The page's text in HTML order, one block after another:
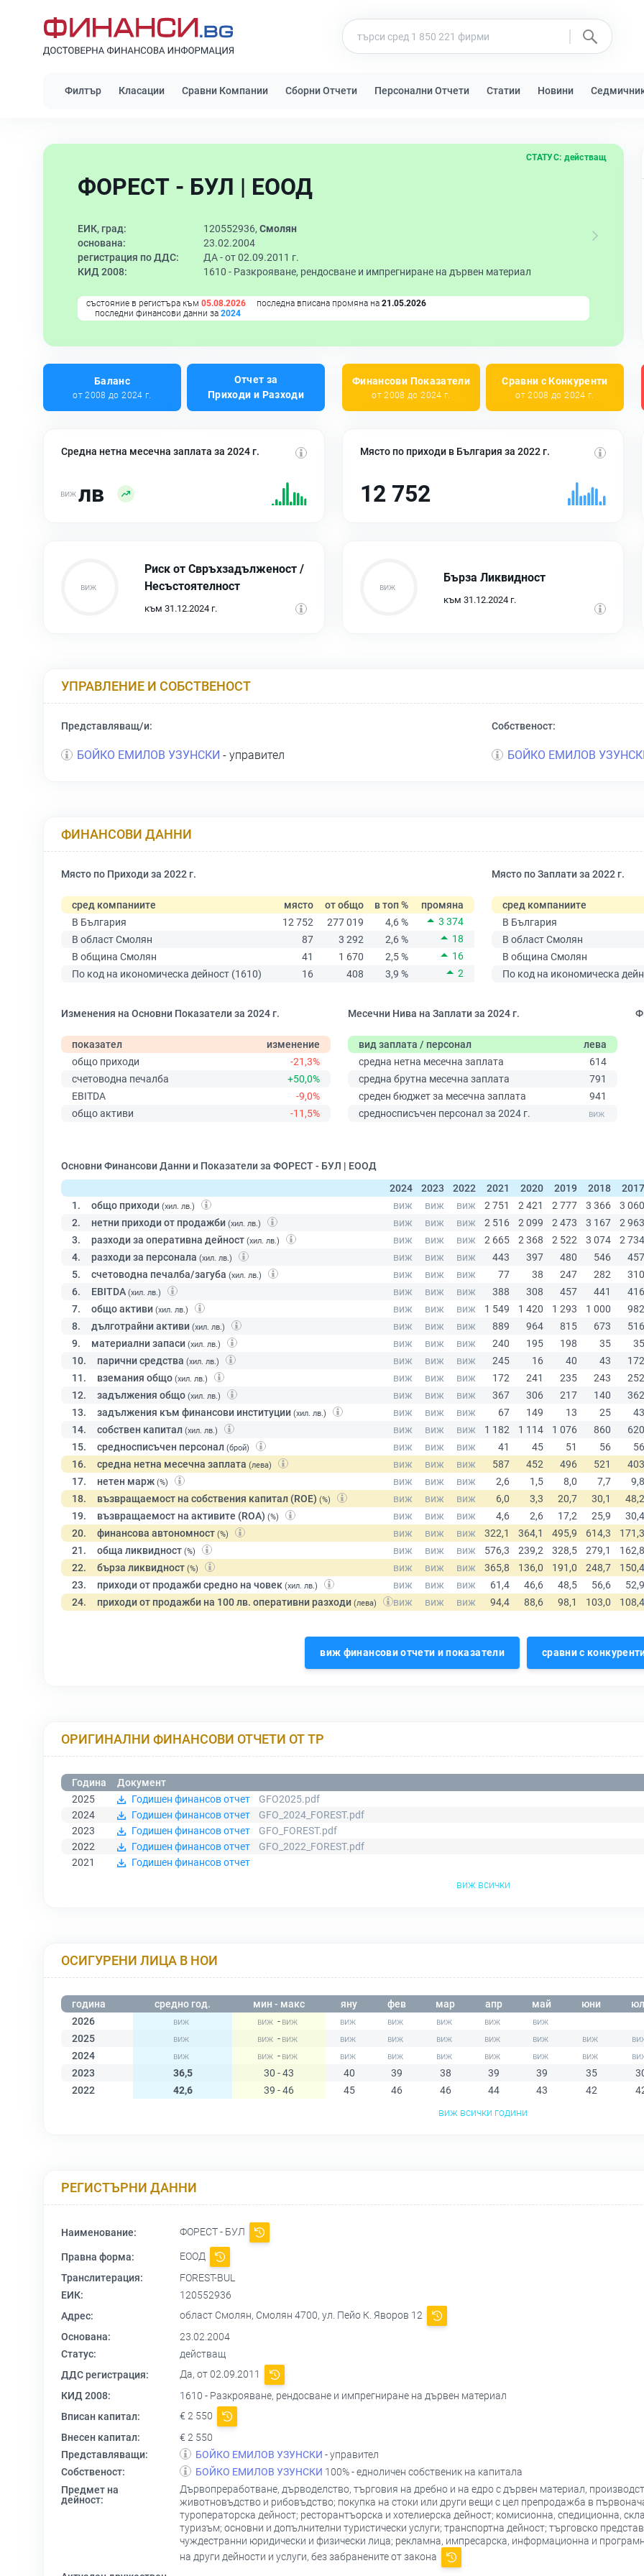
Филтър Класации Сравни Компании Сборни Отчети Персонални Отчети Статии Новини
ФОРЕСТ - БУЛ | ЕООД
СТАТУС: действащ
ЕИК, град: 120552936, Смолян
основана:
23.02.2004
регистрация по ДДС:
ДА - от 02.09.2011 г.
КИД 2008:
1610 - Разкрояване, рендосване и импрегниране на дървен материал
състояние в регистъра към 05.08.2026 последна вписана промяна на 21.05.2026
последни финансови данни за 2024
Баланс
от 2008 до 2024 г.
Отчет за
Приходи и Разходи
Финансови Показатели
от 2008 до 2024 г.
Сравни с Конкуренти
от 2008 до 2024 г.
Средна нетна месечна заплата за 2024 г.
лв
Място по приходи в България за 2022 г.
12 752
Риск от Свръхзадълженост /
Несъстоятелност
към 31.12.2024 г.
Бърза Ликвидност
към 31.12.2024 г.
УПРАВЛЕНИЕ И СОБСТВЕНОСТ
Представляващ/и:
БОЙКО ЕМИЛОВ УЗУНСКИ - управител
Собственост:
БОЙКО ЕМИЛОВ
ФИНАНСОВИ ДАННИ
Място по Приходи за 2022 г.
сред компаниите място от общо в топ %
промяна
В България
12 752 277 019 4,6 %
3 374
В област Смолян
87 3 292 2,6 %
18
В община Смолян
41 1 670 2,5 %
16
По код на икономическа дейност (1610)
16 408 3,9 % 2
Място по Заплати за 2022 г.
сред компаниите
В България
В област Смолян
В община Смолян
По код на икономическа
Изменения на Основни Показатели за 2024 г.
показател
изменение
общо приходи
-21,3%
счетоводна печалба
+50,0%
EBITDA
-9,0%
общо активи
-11,5%
Месечни Нива на Заплати за 2024 г.
вид заплата / персонал
лева
средна нетна месечна заплата
614
средна брутна месечна заплата
791
среден бюджет за месечна заплата
941
средносписъчен персонал за 2024 г.
Основни Финансови Данни и Показатели за ФОРЕСТ - БУЛ | ЕООД
2024
2023 2022 2021 2020 2019 2018
2017
1.
общо приходи (хил. лв.)
2. нетни приходи от продажби (хил. лв.)
3. разходи за оперативна дейност (хил. лв.)
4. разходи за персонала (хил. лв.)
5. счетоводна печалба/загуба (хил. лв.)
6. EBITDA (хил. лв.)
7. общо активи (хил. лв.)
8. дълготрайни активи (хил. лв.)
9. материални запаси (хил. лв.)
10. парични средства (хил. лв.)
11. вземания общо (хил. лв.)
12. задължения общо (хил. лв.)
13. задължения към финансови институции (хил. лв.)
14. собствен капитал (хил. лв.)
15. средносписъчен персонал (брой)
16. средна нетна месечна заплата (лева)
17. нетен марж (%)
18. възвращаемост на собствения капитал (ROE) (%)
19. възвращаемост на активите (ROA) (%)
20. финансова автономност (%)
21. обща ликвидност (%)
22. бърза ликвидност (%)
23. приходи от продажби средно на човек (хил. лв.)
24. приходи от продажби на 100 лв. оперативни разходи (лева)
виж финансови отчети и показатели сравни с
ОРИГИНАЛНИ ФИНАНСОВИ ОТЧЕТИ ОТ ТР
Година
Документ
2025
Годишен финансов отчет
GFO2025.pdf
2024
Годишен финансов отчет
GFO_2024_FOREST.pdf
2023
Годишен финансов отчет
GFO_FOREST.pdf
2022
Годишен финансов отчет
GFO_2022_FOREST.pdf
2021
Годишен финансов отчет
виж всички
ОСИГУРЕНИ ЛИЦА В НОИ
година средно год. мин - макс яну фев мар апр май юни
2026
-
2025
-
2024
-
2023
36,5 30 - 43 40 39 38 39 39 35
2022
42,6 39 - 46 45 46 46 44 43 42
виж всички години
РЕГИСТЪРНИ ДАННИ
Наименование: ФОРЕСТ - БУЛ
Правна форма:
ЕООД
Транслитерация:
FOREST-BUL
ЕИК:
120552936
Адрес:
област Смолян, Смолян 4700, ул. Пейо К. Яворов 12
Основана:
23.02.2004
Статус:
действащ
ДДС регистрация:
Да, от 02.09.2011
КИД 2008:
1610 - Разкрояване, рендосване и импрегниране на дървен материал
Вписан капитал:
€ 2 550
Внесен капитал:
€ 2 550
Представляващи:
БОЙКО ЕМИЛОВ УЗУНСКИ - управител
Собственост:
БОЙКО ЕМИЛОВ УЗУНСКИ 100% - едноличен собственик на капитала
Предмет на
дейност:
Дървопреработване, дърводелство, търговия на дребно и на едро с дървен материал,
животновъдство и рибовъдство; покупка на стоки или други вещи с цел препродажба в
туроператорска дейност; ресторантъорска и хотелиерска дейност; комисионна, спедиционна,
туризъм; основни и допълнителни туристически услуги; транспортна дейност; търговско
чуждестранни юридически и физически лица; рекламна, импресарска, информационна и
на други дейности и услуги, без забранените от закона